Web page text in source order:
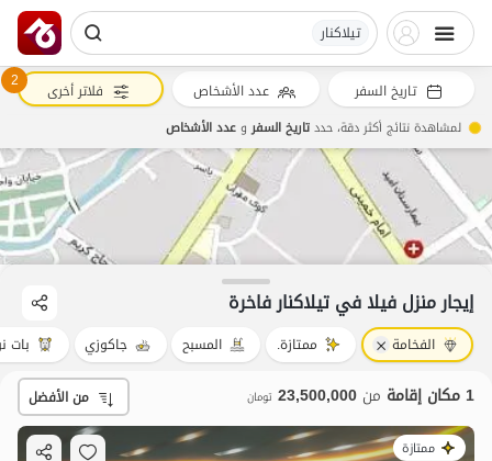
تیلاکنار
23.5 مليون ت
إيجار منزل فيلا في تیلاکنار فاخرة
الفخامة ممتازة. المسبح جاكوزي بات
1 مكان إقامة من 23,500,000 تومان من الأفضل
ممتازة
تاريخ السفر عدد الأشخاص 2 فلاتر أخرى
لمشاهدة نتائج أكثر دقة، حددتاريخ السفروعدد الأشخاص